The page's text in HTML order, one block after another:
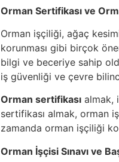
Orman Sertifikası ve
Orman işçiliği, ağaç
korunması gibi birçok
bilgi ve beceriye sahip
iş güvenliği ve çevre
Orman sertifikası almak,
sertifikası almak, orman
zamanda orman işçiliği
Orman İşçisi Sınavı ve